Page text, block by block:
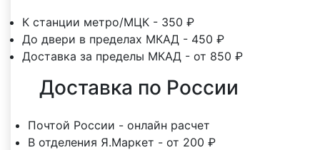
К станции метро/МЦК - 350 ₽
До двери в пределах МКАД - 450 ₽
Доставка за пределы МКАД - от 850 ₽
Доставка по России
Почтой России - онлайн расчет
В отделения Я.Маркет - от 200 ₽